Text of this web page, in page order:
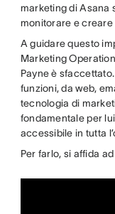
marketing di Asana
monitorare e
A guidare questo
Marketing
Payne è
funzioni, da web,
tecnologia di
fondamentale per
accessibile in tutta
Per farlo, si affida